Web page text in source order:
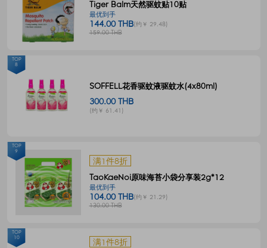
Tiger Balm天然驱蚊贴10贴
最优到手
144.00 THB(约￥ 29.48)
159.00 THB
SOFFELL花香驱蚊液驱蚊水(4x80ml)
300.00 THB
(约￥ 61.41)
TOP
8
满1件8折
TaoKaeNoi原味海苔小袋分享装2g*12
最优到手
104.00 THB(约￥ 21.29)
130.00 THB
TOP
9
满1件8折
TOP
10